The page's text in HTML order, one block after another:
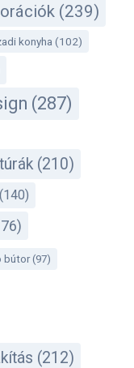
(239)
konyha (102)
(287)
(210)
(140)
bútor(97)
(212)